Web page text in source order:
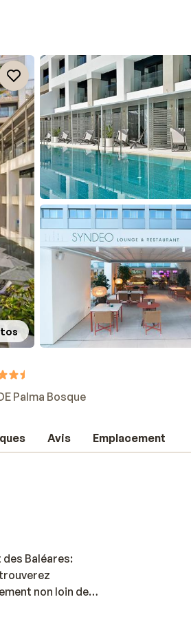
Palma Bosque
Avis Emplacement
Baléares:
non loin des
Vous